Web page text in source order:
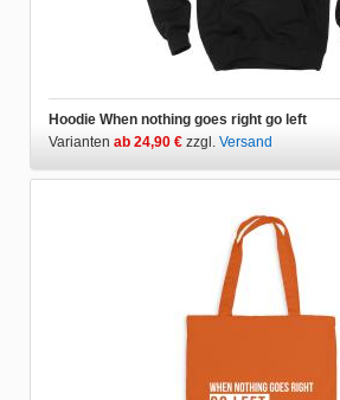
Hoodie When nothing goes right go left
Varianten ab 24,90 € zzgl. Versand